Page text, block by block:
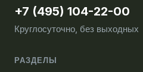
+7 (495) 104-22-00
Круглосуточно, без выходных
РАЗДЕЛЫ